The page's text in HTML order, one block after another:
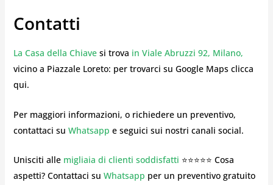
Contatti
La Casa della Chiave si trova in Viale Abruzzi 92, Milano,
vicino a Piazzale Loreto: per trovarci su Google Maps clicca
qui.
Per maggiori informazioni, o richiedere un preventivo,
contattaci su Whatsapp e seguici sui nostri canali social.
Unisciti alle migliaia di clienti soddisfatti ⭐⭐⭐⭐⭐ Cosa
aspetti? Contattaci su Whatsapp per un preventivo gratuito